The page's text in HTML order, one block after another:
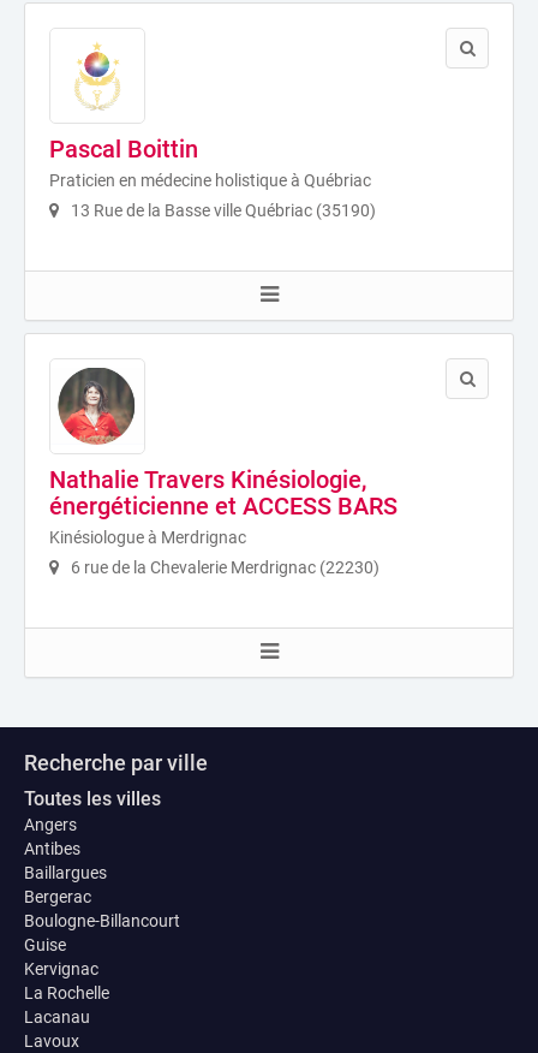
Pascal Boittin
Praticien en médecine holistique à Québriac
13 Rue de la Basse ville Québriac (35190)
Nathalie Travers Kinésiologie,
énergéticienne et ACCESS BARS
Kinésiologue à Merdrignac
6 rue de la Chevalerie Merdrignac (22230)
Recherche par ville
Toutes les villes
Angers
Antibes
Baillargues
Bergerac
Boulogne-Billancourt
Guise
Kervignac
La Rochelle
Lacanau
Lavoux